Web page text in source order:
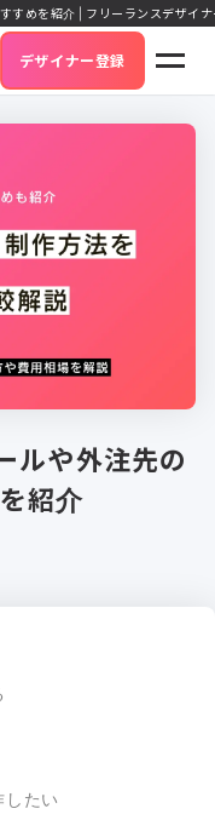
すめを紹介 | フリーランスデザイ
デザイナー登録
ルや外注先の
紹介
たい